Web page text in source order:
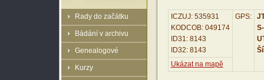
Rady do začátku
Bádání v archivu
Genealogové
Kurzy
ICZUJ: 535931
KODCOB: 049174
ID31: 8143
ID32: 8143
GPS:
Ukázat na mapě